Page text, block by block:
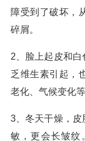
障受到了破坏，
碎屑。
2、脸上起皮和
乏维生素引起，
老化、气候变化
3、冬天干燥，皮
敏，更会长皱纹